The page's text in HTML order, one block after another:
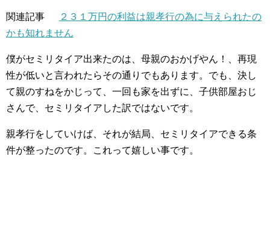
関連記事
２３１万円の利益は親孝行の為に与えられたの
かも知れません
僕がセミリタイア出来たのは、母親のおかげやん！、再現
性が低いと言われたらその通りでもあります。でも、決し
て親のすねをかじって、一回も家を出ずに、子供部屋おじ
さんで、セミリタイアした訳ではないです。
親孝行をしていけば、それが結局、セミリタイアできる条
件が整ったのです。これって嬉しい事です。